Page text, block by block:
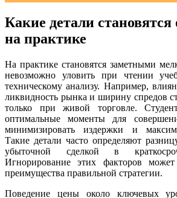
Какие детали
на практике
На практике становятся заметными
невозможно уловить при чтении
техническому анализу. Например,
ликвидность рынка и ширину спредов
только при живой торговле.
оптимальные моменты для
минимизировать издержки и
Такие детали часто определяют
убыточной сделкой в
Игнорирование этих факторов
преимущества правильной стратегии.
Поведение цены около ключевых